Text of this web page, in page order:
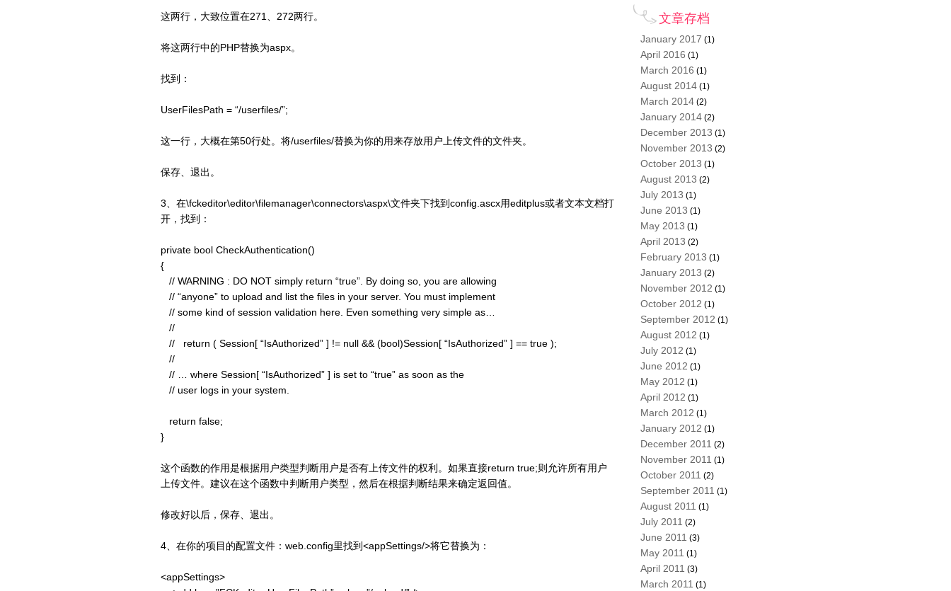
这两行，大致位置在271、272两行。
将这两行中的PHP替换为aspx。
找到：
UserFilesPath = “/userfiles/”;
这一行，大概在第50行处。将/userfiles/替换为你的用来存放用户上传文件的文件夹。
保存、退出。
3、在\fckeditor\editor\filemanager\connectors\aspx\文件夹下找到config.ascx用editplus或者文本文档打
开，找到：
private bool CheckAuthentication()
{
// WARNING : DO NOT simply return “true”. By doing so, you are allowing
// “anyone” to upload and list the files in your server. You must implement
// some kind of session validation here. Even something very simple as…
//
// return ( Session[ “IsAuthorized” ] != null && (bool)Session[ “IsAuthorized” ] == true );
//
// … where Session[ “IsAuthorized” ] is set to “true” as soon as the
// user logs in your system.
return false;
}
这个函数的作用是根据用户类型判断用户是否有上传文件的权利。如果直接return true;则允许所有用户
上传文件。建议在这个函数中判断用户类型，然后在根据判断结果来确定返回值。
修改好以后，保存、退出。
4、在你的项目的配置文件：web.config里找到<appSettings/>将它替换为：
<appSettings>
文章存档
January 2017 (1)
April 2016 (1)
March 2016 (1)
August 2014 (1)
March 2014 (2)
January 2014 (2)
December 2013 (1)
November 2013 (2)
October 2013 (1)
August 2013 (2)
July 2013 (1)
June 2013 (1)
May 2013 (1)
April 2013 (2)
February 2013 (1)
January 2013 (2)
November 2012 (1)
October 2012 (1)
September 2012 (1)
August 2012 (1)
July 2012 (1)
June 2012 (1)
May 2012 (1)
April 2012 (1)
March 2012 (1)
January 2012 (1)
December 2011 (2)
November 2011 (1)
October 2011 (2)
September 2011 (1)
August 2011 (1)
July 2011 (2)
June 2011 (3)
May 2011 (1)
April 2011 (3)
March 2011 (1)